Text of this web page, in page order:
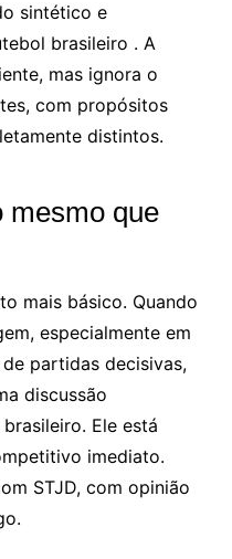
sintético e
brasileiro . A
mas ignora o
com propósitos
distintos.
mesmo que
mais básico. Quando
especialmente em
partidas decisivas,
discussão
Ele está
imediato.
STJD, com opinião